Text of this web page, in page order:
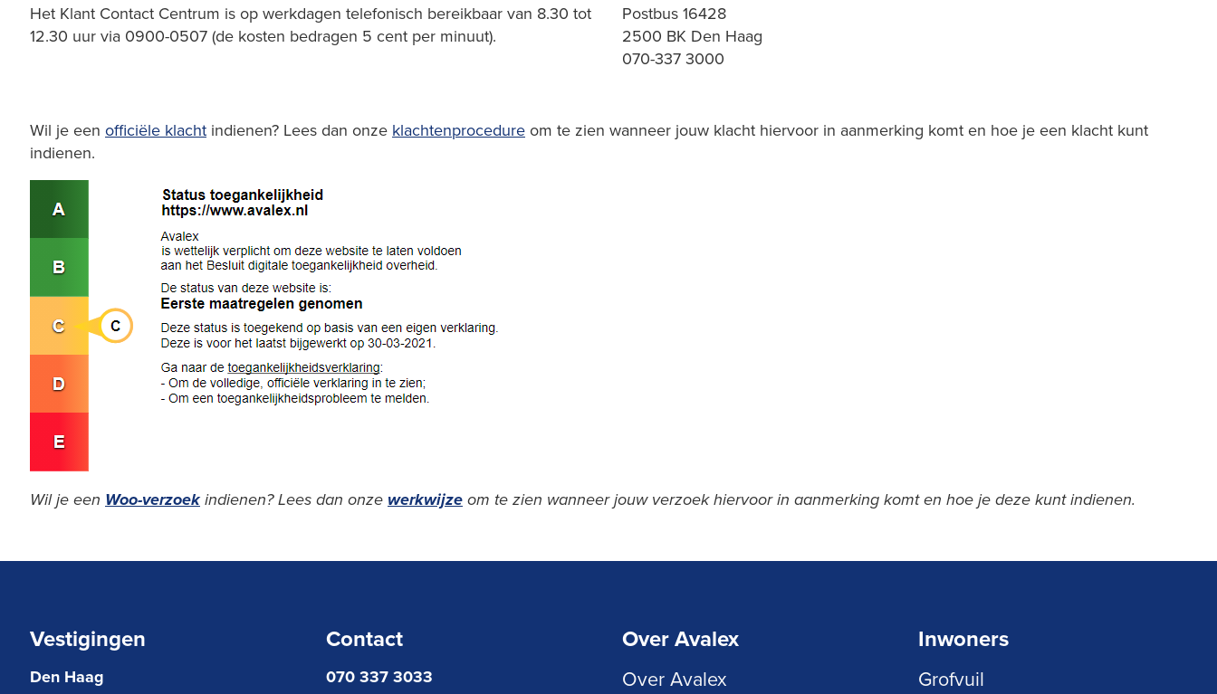
Het Klant Contact Centrum is op werkdagen telefonisch bereikbaar van 8.30 tot
12.30 uur via 0900-0507 (de kosten bedragen 5 cent per minuut).
Postbus 16428
2500 BK Den Haag
070-337 3000
Wil je een officiële klacht indienen? Lees dan onze klachtenprocedure om te zien wanneer jouw klacht hiervoor in aanmerking komt en hoe je een klacht kunt
indienen.
Wil je een Woo-verzoekindienen? Lees dan onze werkwijze om te zien wanneer jouw verzoek hiervoor in aanmerking komt en hoe je deze kunt indienen.
Vestigingen
Den Haag
Contact
070 337 3033
Over Avalex
Over Avalex
Inwoners
Grofvuil